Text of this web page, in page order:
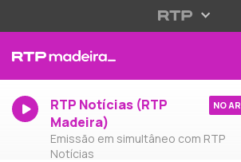
RTP Notícias (RTP
Madeira)
Emissão em simultâneo com RTP
Notícias
NO AR